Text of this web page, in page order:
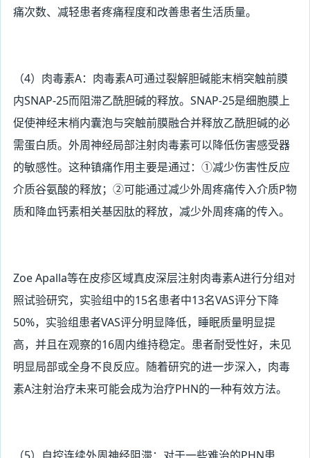
痛次数、减轻患者疼痛程度和改善患者生活质量。
（4）肉毒素A：肉毒素A可通过裂解胆碱能末梢突触前膜
内SNAP-25而阻滞乙酰胆碱的释放。SNAP-25是细胞膜上
促使神经末梢内囊泡与突触前膜融合并释放乙酰胆碱的必
需蛋白质。外周神经局部注射肉毒素可以降低伤害感受器
的敏感性。这种镇痛作用主要是通过：①减少伤害性反应
介质谷氨酸的释放；②可能通过减少外周疼痛传入介质P物
质和降血钙素相关基因肽的释放，减少外周疼痛的传入。
ZoeApalla等在皮疹区域真皮深层注射肉毒素A进行分组对
照试验研究，实验组中的15名患者中13名VAS评分下降
50%，实验组患者VAS评分明显降低，睡眠质量明显提
高，并且在观察的16周内维持稳定。患者耐受性好，未见
明显局部或全身不良反应。随着研究的进一步深入，肉毒
素A注射治疗未来可能会成为治疗PHN的一种有效方法。